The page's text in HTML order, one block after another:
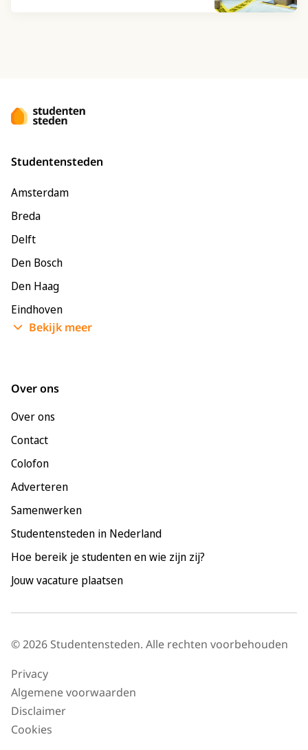
Studentensteden
Amsterdam
Breda
Delft
Den Bosch
Den Haag
Eindhoven
Enschede
Bekijk meer
Over ons
Over ons
Contact
Colofon
Adverteren
Samenwerken
Studentensteden in Nederland
Hoe bereik je studenten en wie zijn zij?
Jouw vacature plaatsen
© 2026 Studentensteden. Alle rechten voorbehouden
Privacy
Algemene voorwaarden
Disclaimer
Cookies